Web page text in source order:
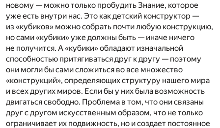
новому — можно только пробудить Знание, которое
уже есть внутри нас. Это как детский конструктор —
из «кубиков» можно собрать почти любую конструкцию,
но сами «кубики» уже должны быть — иначе ничего
не получится. А «кубики» обладают изначальной
способностью притягиваться друг к другу — поэтому
они могли бы сами сложиться во все множество
«конструкций», определяющих структуру нашего мира
и всех других миров. Если бы у них была возможность
двигаться свободно. Проблема в том, что они связаны
друг с другом искусственным образом, что не только
ограничивает их подвижность, но и создает постоянное